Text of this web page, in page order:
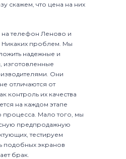
скажем, что цена на них
на телефон Леново и
Никаких проблем. Мы
надежные и
изготовленные
Они
отличаются от
контроль их качества
на каждом этапе
процесса. Мало того, мы
предпродажную
тестируем
подобных экранов
брак.